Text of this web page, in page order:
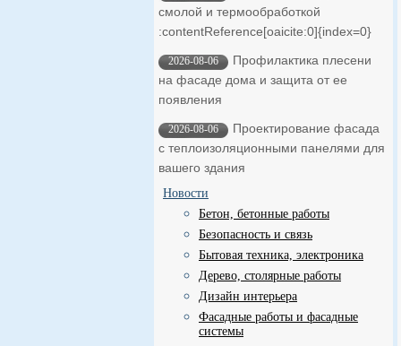
смолой и термообработкой ​
:contentReference[oaicite:0]{index=0}
2026-08-06
Профилактика плесени
на фасаде дома и защита от ее
появления
2026-08-06
Проектирование фасада
с теплоизоляционными панелями для
вашего здания
Новости
Бетон, бетонные работы
Безопасность и связь
Бытовая техника, электроника
Дерево, столярные работы
Дизайн интерьера
Фасадные работы и фасадные
системы